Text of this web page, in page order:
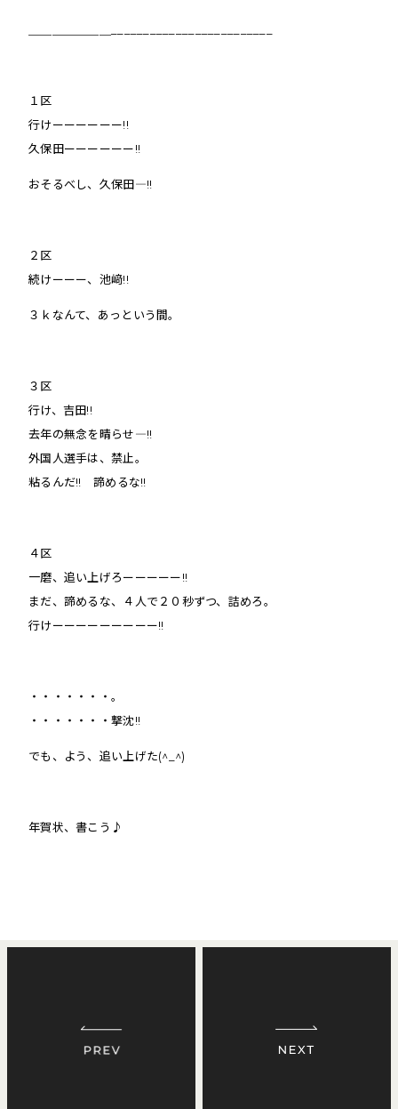
１区
行けーーーーーー!!
久保田ーーーーーー!!
おそるべし、久保田―!!
２区
続けーーー、池﨑!!
３ｋなんて、あっという間。
３区
行け、吉田!!
去年の無念を晴らせ―!!
外国人選手は、禁止。
粘るんだ!! 諦めるな!!
４区
一磨、追い上げろーーーーー!!
まだ、諦めるな、４人で２０秒ずつ、詰めろ。
行けーーーーーーーーー!!
・・・・・・・。
・・・・・・・撃沈!!
でも、よう、追い上げた(^_^)
年賀状、書こう♪